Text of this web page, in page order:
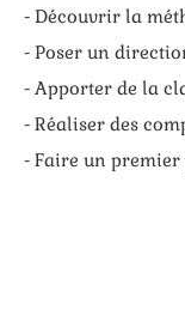
- Découvrir la
- Poser un
- Apporter de la
- Réaliser des
- Faire un